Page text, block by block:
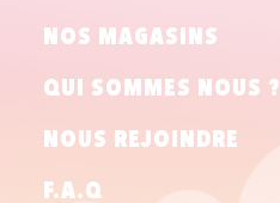
NOS MAGASINS
QUI SOMMES NOUS ?
NOUS REJOINDRE
F.A.Q